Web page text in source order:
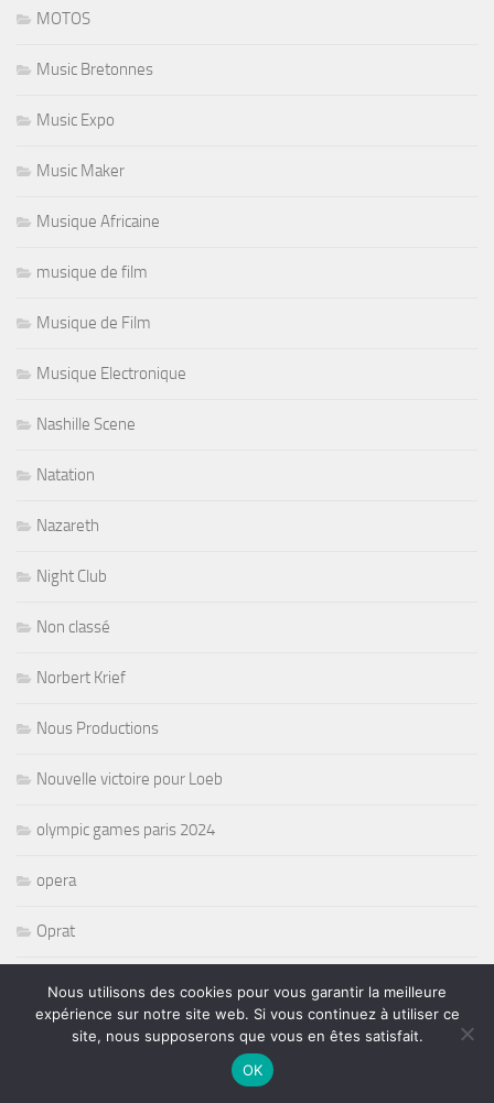
MOTOS
Music Bretonnes
Music Expo
Music Maker
Musique Africaine
musique de film
Musique de Film
Musique Electronique
Nashille Scene
Natation
Nazareth
Night Club
Non classé
Norbert Krief
Nous Productions
Nouvelle victoire pour Loeb
olympic games paris 2024
opera
Oprat
Organisateurs de concerts
paralympique
Nous utilisons des cookies pour vous garantir la meilleure
expérience sur notre site web. Si vous continuez à utiliser ce
site, nous supposerons que vous en êtes satisfait.
OK